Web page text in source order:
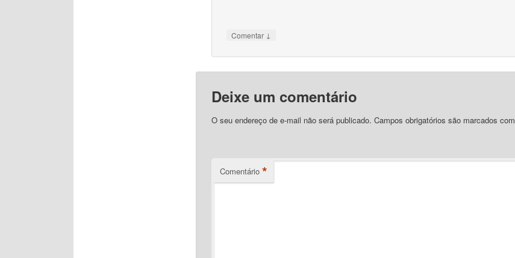
Comentar ↓
Deixe um comentário
O seu endereço de e-mail não será publicado. Campos obrigatórios são marcados com
Comentário *